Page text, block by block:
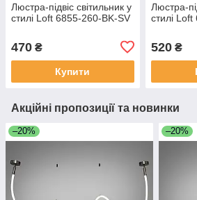
Люстра-підвіс світильник у
стилі Loft 6855-260-BK-SV
470 ₴
Купити
Люстра-
стилі
520₴
Акційні пропозиції та новинки
–20% –20%